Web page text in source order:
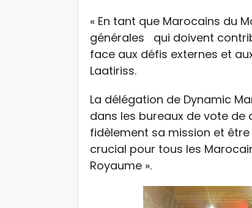
« En tant que Marocains du
générales qui doivent
face aux défis externes et
Laatiriss.
La délégation de Dynamic
dans les bureaux de vote de
fidèlement sa mission et
crucial pour tous les
Royaume ».